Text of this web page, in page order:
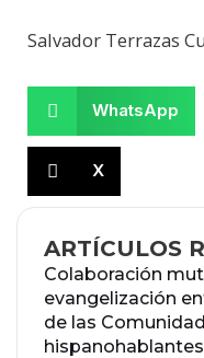
Salvador Terrazas
WhatsApp
X
ARTÍCULOS
Colaboración
evangelización
de las